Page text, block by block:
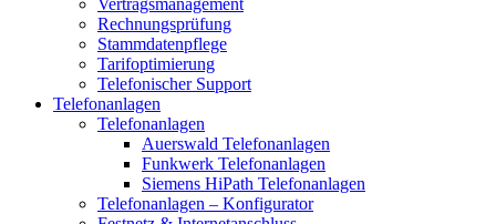
Vertragsmanagement
Rechnungsprüfung
Stammdatenpflege
Tarifoptimierung
Telefonischer Support
Telefonanlagen
Telefonanlagen
Auerswald Telefonanlagen
Funkwerk Telefonanlagen
Siemens HiPath Telefonanlagen
Telefonanlagen – Konfigurator